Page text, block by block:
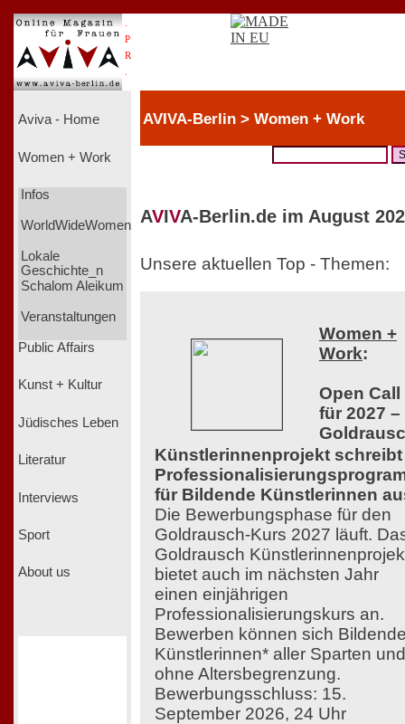
P
R
Aviva - Home
Women + Work
Infos
WorldWideWomen
Lokale
Geschichte_n
Schalom Aleikum
Veranstaltungen
Public Affairs
Kunst + Kultur
Jüdisches Leben
Literatur
Interviews
Sport
About us
AVIVA-Berlin > Women + Work
AVIVA-Berlin.de im August
Unsere aktuellen Top - Themen:
Women +
Work:
Open Call
für 2027 –
Künstlerinnenprojekt schreibt
für Bildende Künstlerinnen
Die Bewerbungsphase für den
Goldrausch-Kurs 2027 läuft.
Goldrausch
bietet auch im nächsten Jahr
einen einjährigen
Professionalisierungskurs an.
Bewerben können sich
Künstlerinnen* aller Sparten und
ohne Altersbegrenzung.
Bewerbungsschluss: 15.
September 2026, 24 Uhr